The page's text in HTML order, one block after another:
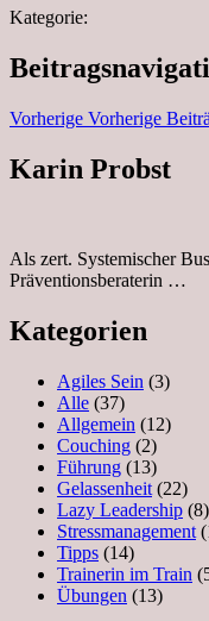
Kategorie:
Vorherige Vorherige
Karin Probst
Als zert. Systemischer
Präventionsberaterin …
Kategorien
Agiles Sein (3)
Alle (37)
Allgemein (12)
Couching (2)
Führung (13)
Gelassenheit (22)
Lazy Leadership (8)
Stressmanagement
Tipps (14)
Trainerin im Train
Übungen (13)